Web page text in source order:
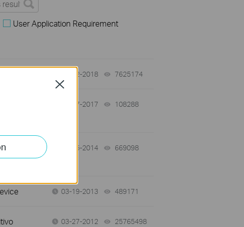
User Application Requirement
01-12-2018 7625174
02-07-2017 108288
10-15-2014 669098
03-19-2013 489171
03-27-2012 25765498
Close